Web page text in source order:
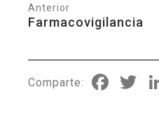
Anterior
Farmacovigilancia
Comparte: